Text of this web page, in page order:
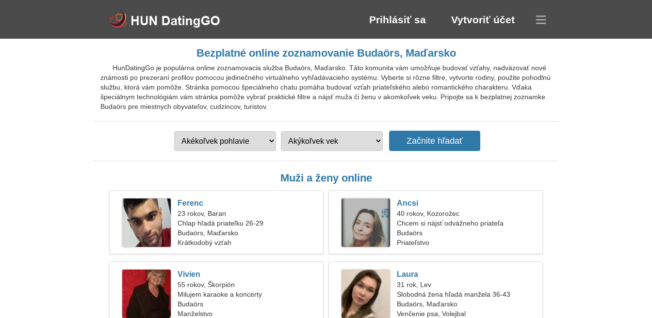
Prihlásiť sa Vytvoriť účet
Bezplatné online zoznamovanie Budaörs, Maďarsko
HunDatingGo je populárna online zoznamovacia služba Budaörs, Maďarsko. Táto komunita vám umožňuje budovať vzťahy, nadväzovať nové
známosti po prezeraní profilov pomocou jedinečného virtuálneho vyhľadávacieho systému. Vyberte si rôzne filtre, vytvorte rodiny, použite pohodlnú
službu, ktorá vám pomôže. Stránka pomocou špeciálneho chatu pomáha budovať vzťah priateľského alebo romantického charakteru. Vďaka
špeciálnym technológiám vám stránka pomôže vybrať praktické filtre a nájsť muža či ženu v akomkoľvek veku. Pripojte sa k bezplatnej zoznamke
Budaörs pre miestnych obyvateľov, cudzincov, turistov.
Muži a ženy online
Ferenc
23 rokov, Baran
Chlap hľadá priateľku 26-29
Budaörs, Maďarsko
Krátkodobý vzťah
Ancsi
40 rokov, Kozorožec
Chcem si nájsť odvážneho priateľa
Budaörs
Priateľstvo
Vivien
55 rokov, Škorpión
Milujem karaoke a koncerty
Budaörs
Manželstvo
Laura
31 rok, Lev
Slobodná žena hľadá manžela 36-43
Budaörs, Maďarsko
Venčenie psa, Volejbal